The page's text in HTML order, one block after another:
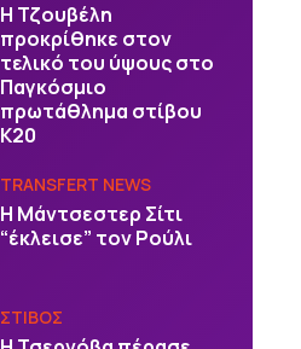
Η Τζουβέλη
προκρίθηκε στον
τελικό του ύψους στο
Παγκόσμιο
πρωτάθλημα στίβου
Κ20
TRANSFERT NEWS
Η Μάντσεστερ Σίτι
“έκλεισε” τον Ρούλι
ΣΤΙΒΟΣ